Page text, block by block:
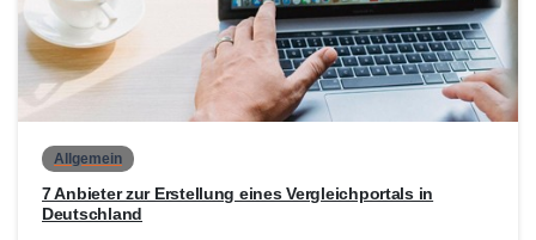
0
Allgemein
7 Anbieter zur Erstellung eines Vergleichportals in
Deutschland